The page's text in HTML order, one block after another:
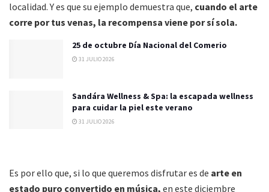
localidad. Y es que su ejemplo demuestra que, cuando el arte
corre por tus venas, la recompensa viene por sí sola.
25 de octubre Día Nacional del Comerio
31 JULIO 2026
Sandára Wellness & Spa: la escapada wellness
para cuidar la piel este verano
31 JULIO 2026
Es por ello que, si lo que queremos disfrutar es de arte en
estado puro convertido en música, en este diciembre